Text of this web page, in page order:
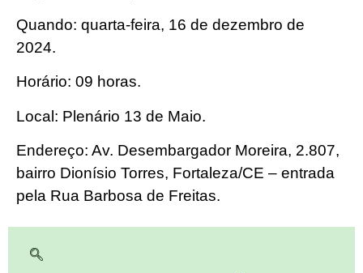
Quando: quarta-feira, 16 de dezembro de
2024.
Horário: 09 horas.
Local: Plenário 13 de Maio.
Endereço: Av. Desembargador Moreira, 2.807,
bairro Dionísio Torres, Fortaleza/CE – entrada
pela Rua Barbosa de Freitas.